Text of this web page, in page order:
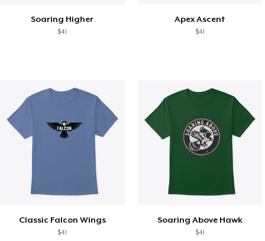
Soaring Higher
$41
Apex Ascent
$41
Classic Falcon Wings
$41
Soaring Above Hawk
$41